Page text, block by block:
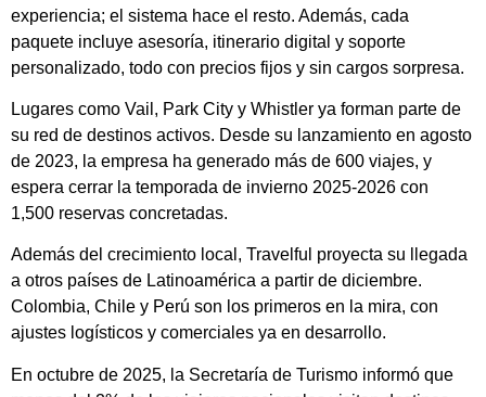
experiencia; el sistema hace el resto. Además, cada
paquete incluye asesoría, itinerario digital y soporte
personalizado, todo con precios fijos y sin cargos sorpresa.
Lugares como Vail, Park City y Whistler ya forman parte de
su red de destinos activos. Desde su lanzamiento en agosto
de 2023, la empresa ha generado más de 600 viajes, y
espera cerrar la temporada de invierno 2025-2026 con
1,500 reservas concretadas.
Además del crecimiento local, Travelful proyecta su llegada
a otros países de Latinoamérica a partir de diciembre.
Colombia, Chile y Perú son los primeros en la mira, con
ajustes logísticos y comerciales ya en desarrollo.
En octubre de 2025, la Secretaría de Turismo informó que